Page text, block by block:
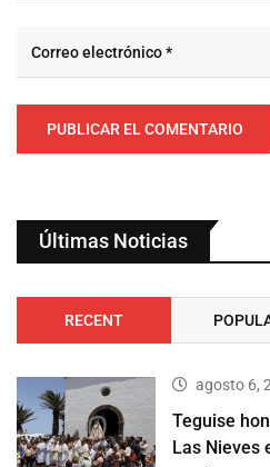
Últimas Noticias
RECENT
agosto 6,
Teguise
Las Nieves